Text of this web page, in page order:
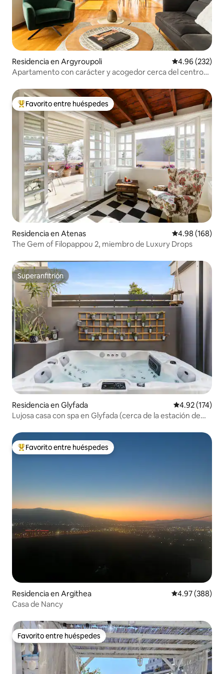
Residencia en Argyroupoli Calificación
4.96 (232)
Apartamento con carácter y acogedor cerca del centro
De los mejores en Favorito entre huéspedes
Favorito entre huéspedes
Residencia en Atenas Calificación
4.98 (168)
The Gem of Filopappou 2, miembro de Luxury Drops
Superanfitrión
Superanfitrión
Residencia en Glyfada Calificación
4.92 (174)
Lujosa casa con spa en Glyfada (cerca de la estación de
De los mejores en Favorito entre huéspedes
Favorito entre huéspedes
Residencia en Argithea Calificación
4.97 (388)
Casa de Nancy
Favorito entre huéspedes
Favorito entre huéspedes